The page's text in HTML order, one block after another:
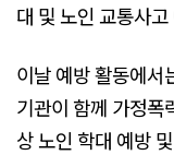
대 및 노인 교통사
이날 예방 활동에서
기관이 함께 가정폭
상 노인 학대 예방